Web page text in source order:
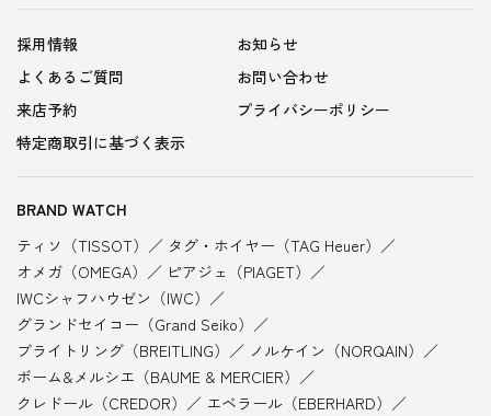
採用情報
お知らせ
よくあるご質問
お問い合わせ
来店予約
プライバシーポリシー
特定商取引に基づく表示
BRAND WATCH
ティソ（TISSOT）
タグ・ホイヤー（TAG Heuer）
オメガ（OMEGA）
ピアジェ（PIAGET）
IWCシャフハウゼン（IWC）
グランドセイコー（Grand Seiko）
ブライトリング（BREITLING）
ノルケイン（NORQAIN）
ボーム&メルシエ（BAUME & MERCIER）
クレドール（CREDOR）
エベラール（EBERHARD）